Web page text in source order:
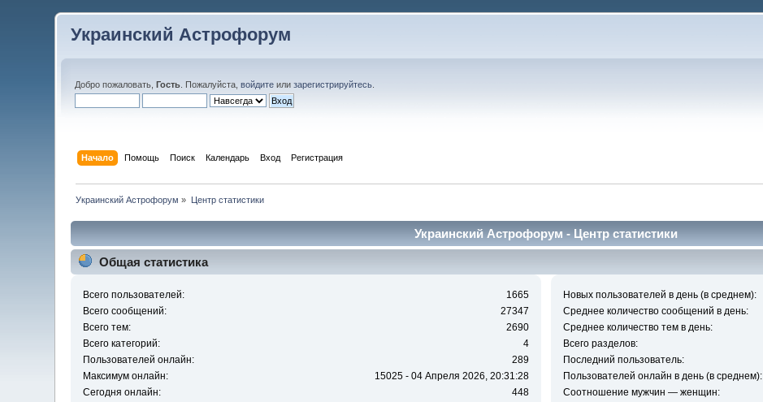
Украинский Астрофорум
Добро пожаловать,Гость . Пожалуйста,войдите илизарегистрируйтесь
Начало Помощь Поиск Календарь Вход Регистрация
Украинский Астрофорум » Центр статистики
Украинский Астрофорум - Центр статистики
Общая статистика
Всего пользователей:
1665
Всего сообщений:
27347
Всего тем:
2690
Всего категорий:
4
Пользователей онлайн:
289
Максимум онлайн:
15025 - 04 Апреля 2026, 20:31:28
Сегодня онлайн:
448
Новых пользователей в день (в среднем):
Среднее количество сообщений в день:
Среднее количество тем в день:
Всего разделов:
Последний пользователь:
Пользователей онлайн в день (в среднем):
Соотношение мужчин — женщин: